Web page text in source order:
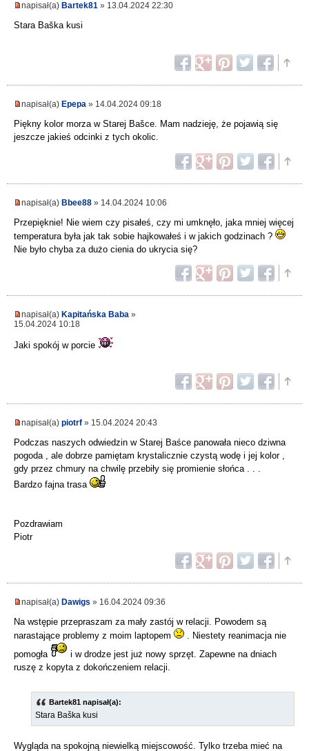
napisał(a) Bartek81 » 13.04.2024 22:30
Stara Baška kusi
napisał(a) Epepa » 14.04.2024 09:18
Piękny kolor morza w Starej Bašce. Mam nadzieję, że pojawią się
jeszcze jakieś odcinki z tych okolic.
napisał(a) Bbee88 » 14.04.2024 10:06
Przepięknie! Nie wiem czy pisałeś, czy mi umknęło, jaka mniej więcej
temperatura była jak tak sobie hajkowałeś i w jakich godzinach ?
Nie było chyba za dużo cienia do ukrycia się?
napisał(a) Kapitańska Baba »
15.04.2024 10:18
Jaki spokój w porcie
napisał(a) piotrf » 15.04.2024 20:43
Podczas naszych odwiedzin w Starej Baśce panowała nieco dziwna
pogoda , ale dobrze pamiętam krystalicznie czystą wodę i jej kolor ,
gdy przez chmury na chwilę przebiły się promienie słońca . . .
Bardzo fajna trasa
Pozdrawiam
Piotr
napisał(a) Dawigs » 16.04.2024 09:36
Na wstępie przepraszam za mały zastój w relacji. Powodem są
narastające problemy z moim laptopem
. Niestety reanimacja nie
pomogła
i w drodze jest już nowy sprzęt. Zapewne na dniach
ruszę z kopyta z dokończeniem relacji.
Bartek81 napisał(a):
Stara Baška kusi
Wygląda na spokojną niewielką miejscowość. Tylko trzeba mieć na